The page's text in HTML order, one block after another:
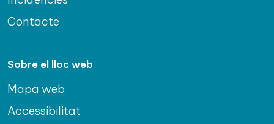
Contacte
Sobre el lloc web
Mapa web
Accessibilitat